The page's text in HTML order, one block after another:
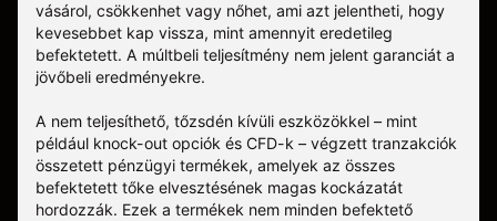
vásárol, csökkenhet vagy nőhet, ami azt jelentheti, hogy
kevesebbet kap vissza, mint amennyit eredetileg
befektetett. A múltbeli teljesítmény nem jelent garanciát a
jövőbeli eredményekre.
A nem teljesíthető, tőzsdén kívüli eszközökkel – mint
például knock-out opciók és CFD-k – végzett tranzakciók
összetett pénzügyi termékek, amelyek az összes
befektetett tőke elvesztésének magas kockázatát
hordozzák. Ezek a termékek nem minden befektető